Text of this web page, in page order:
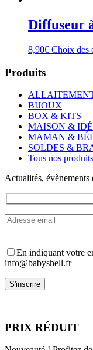
Diffuseur
8,90€ Choix des
Produits
BIJOUX
BOX & KITS
MAISON &
MAMAN &
SOLDES &
Tous nos produits
Actualités,
En indiquant votre
info@babyshell.fr
PRIX RÉDUIT